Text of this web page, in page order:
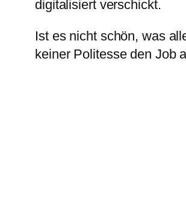
digitalisiert verschickt.
Ist es nicht schön, was
keiner Politesse den